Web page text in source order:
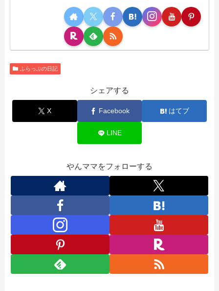
ふらっぷの日記
シェアする
X Facebook はてブ
LINE
やんママをフォローする